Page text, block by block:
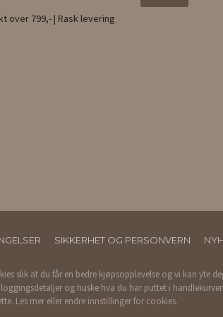
over 799,- | Rask levering
SIKKERHET OG PERSONVERN
slik at du får en bedre kjøpsopplevelse og vi kan yte
og huske hva du har puttet i
Les mer eller endre innstillinger for cookies.